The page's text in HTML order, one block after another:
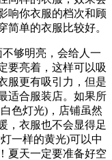
响你衣服的档次和顾
简单的衣服比较好。
够明亮，会给人一
要亮着，这样可以吸
服更有吸引力，但是
适合服装店。如果所
色灯光)，店铺虽然
，衣服也不会显得足
一样的黄光)可以中
夏天一定要准备好空